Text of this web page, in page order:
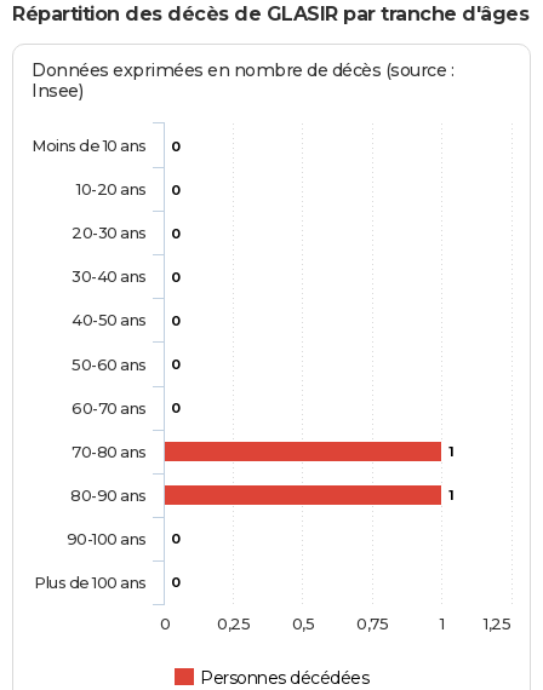
Répartition des décès de GLASIR par tranche d'âges
Données exprimées en nombre de décès (source :
Insee)
0
0
0
0
0
0
0
1
1
0
0
Personnes décédées
Moins de 10 ans
10-20 ans
20-30 ans
30-40 ans
40-50 ans
50-60 ans
60-70 ans
70-80 ans
80-90 ans
90-100 ans
Plus de 100 ans
0 1
0,25 0,5 0,75 1,25